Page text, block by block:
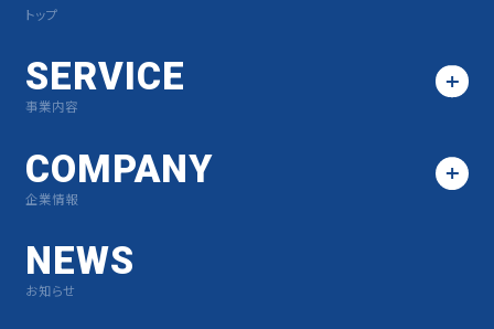
トップ
SERVICE
事業内容
COMPANY
企業情報
NEWS
お知らせ